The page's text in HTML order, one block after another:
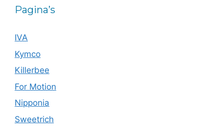
Pagina’s
IVA
Kymco
Killerbee
For Motion
Nipponia
Sweetrich